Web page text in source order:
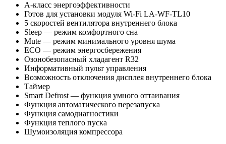
А-класс энергоэффективности
Готов для установки модуля Wi-Fi LA-WF-TL10
5 скоростей вентилятора внутреннего блока
Sleep — режим комфортного сна
Mute — режим минимального уровня шума
ECO — режим энергосбережения
Озонобезопасный хладагент R32
Информативный пульт управления
Возможность отключения дисплея внутреннего блока
Таймер
Smart Defrost — функция умного оттаивания
Функция автоматического перезапуска
Функция самодиагностики
Функция теплого пуска
Шумоизоляция компрессора